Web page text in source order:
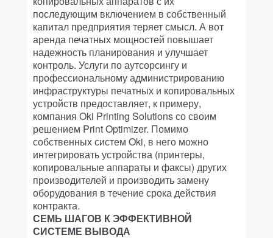
последующим включением в собственный
капитал предприятия теряет смысл. А вот
аренда печатных мощностей повышает
надежность планирования и улучшает
контроль. Услуги по аутсорсингу и
профессиональному администрированию
инфраструктуры печатных и копировальных
устройств предоставляет, к примеру,
компания Oki Printing Solutions со своим
решением Print Optimizer. Помимо
собственных систем Oki, в него можно
интегрировать устройства (принтеры,
копировальные аппараты и факсы) других
производителей и производить замену
оборудования в течение срока действия
контракта.
СЕМЬ ШАГОВ К ЭФФЕКТИВНОЙ
СИСТЕМЕ ВЫВОДА